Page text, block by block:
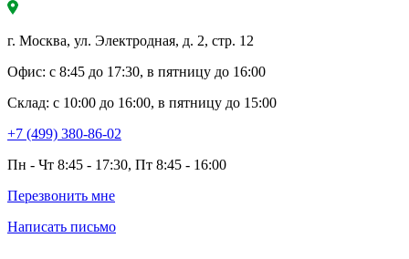
г. Москва, ул. Электродная, д. 2, стр. 12
Офис: с 8:45 до 17:30, в пятницу до 16:00
Склад: с 10:00 до 16:00, в пятницу до 15:00
+7 (499) 380-86-02
Пн - Чт 8:45 - 17:30, Пт 8:45 - 16:00
Перезвонить мне
Написать письмо